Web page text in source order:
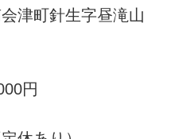
津町針生字昼滝山
円